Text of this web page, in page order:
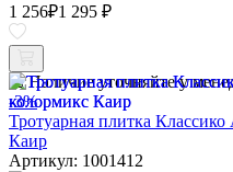
1 256₽1 295 ₽
Наличие уточняйте у
-3%
Тротуарная плитка
Каир
Артикул: 1001412